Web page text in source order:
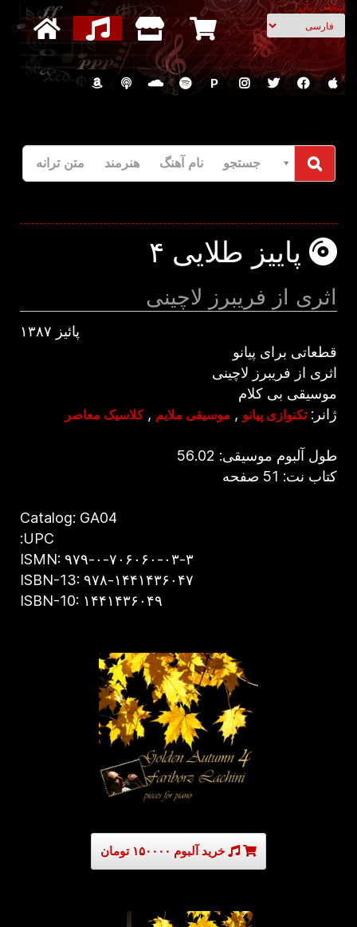
انتخاب زبان
P
جستجو نام آهنگ هنرمند متن ترانه
پاییز طلایی ۴
اثری از فریبرز لاچینی
پائیز ۱۳۸۷
قطعاتی برای پیانو
اثری از فریبرز لاچینی
موسیقی بی کلام
ژانر: تکنوازی پیانو, موسیقی ملایم, کلاسیک معاصر
طول آلبوم موسیقی: 56.02
کتاب نت: 51 صفحه
Catalog: GA04
UPC:
ISMN: ۹۷۹-۰-۷۰۶۰۶۰-۰۳-۳
ISBN-13: ۹۷۸-۱۴۴۱۴۳۶۰۴۷
ISBN-10: ۱۴۴۱۴۳۶۰۴۹
خرید آلبوم ۱۵۰۰۰۰ تومان